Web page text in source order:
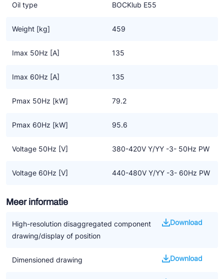
Oil type BOCKlub E55
Weight [kg] 459
Imax 50Hz [A] 135
Imax 60Hz [A] 135
Pmax 50Hz [kW] 79.2
Pmax 60Hz [kW] 95.6
Voltage 50Hz [V] 380-420V Y/YY -3- 50Hz PW
Voltage 60Hz [V] 440-480V Y/YY -3- 60Hz PW
Meer informatie
High-resolution disaggregated component
drawing/display of position
Download
Dimensioned drawing Download